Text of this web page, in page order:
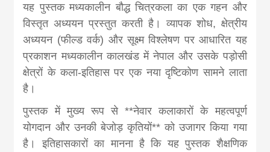
यह पुस्तक मध्यकालीन बौद्ध चित्रकला का एक गहन और
विस्तृत अध्ययन प्रस्तुत करती है। व्यापक शोध, क्षेत्रीय
अध्ययन (फील्ड वर्क) और सूक्ष्म विश्लेषण पर आधारित यह
प्रकाशन मध्यकालीन कालखंड में नेपाल और उसके पड़ोसी
क्षेत्रों के कला-इतिहास पर एक नया दृष्टिकोण सामने लाता
है।
पुस्तक में मुख्य रूप से **नेवार कलाकारों के महत्वपूर्ण
योगदान और उनकी बेजोड़ कृतियों** को उजागर किया गया
है। इतिहासकारों का मानना है कि यह पुस्तक शैक्षणिक